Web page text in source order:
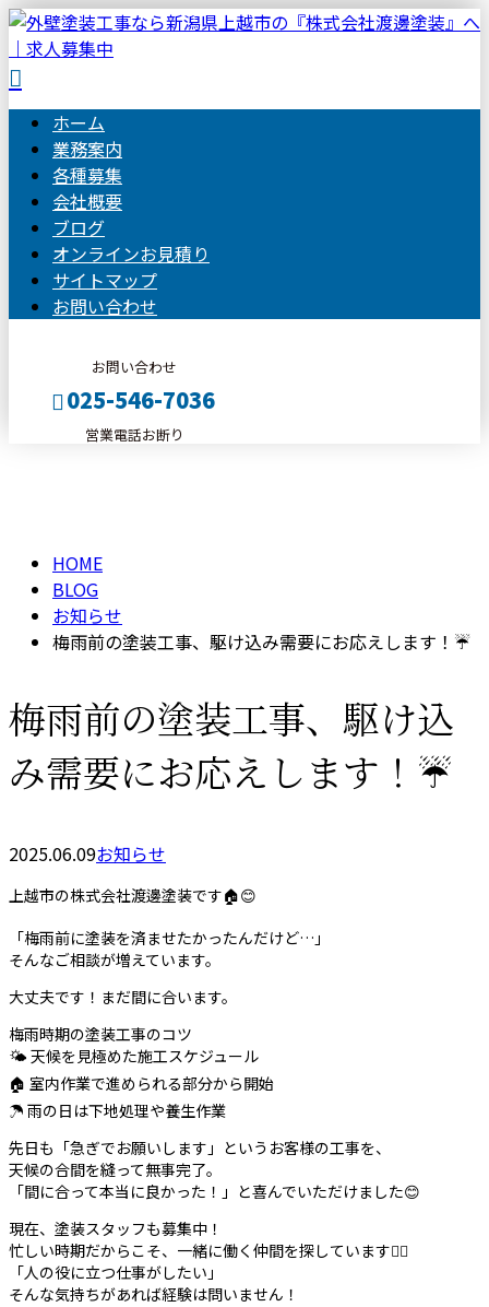
ホーム
業務案内
各種募集
会社概要
ブログ
オンラインお見積り
サイトマップ
お問い合わせ
お問い合わせ
025-546-7036
営業電話お断り
HOME
BLOG
お知らせ
梅雨前の塗装工事、駆け込み需要にお応えします！☔
梅雨前の塗装工事、駆け込
み需要にお応えします！☔
2025.06.09お知らせ
上越市の株式会社渡邊塗装です🏠😊
「梅雨前に塗装を済ませたかったんだけど…」
そんなご相談が増えています。
大丈夫です！まだ間に合います。
梅雨時期の塗装工事のコツ
🌤️ 天候を見極めた施工スケジュール
🏠 室内作業で進められる部分から開始
☂️ 雨の日は下地処理や養生作業
先日も「急ぎでお願いします」というお客様の工事を、
天候の合間を縫って無事完了。
「間に合って本当に良かった！」と喜んでいただけました😊
現在、塗装スタッフも募集中！
忙しい時期だからこそ、一緒に働く仲間を探しています👷‍♂️
「人の役に立つ仕事がしたい」
そんな気持ちがあれば経験は問いません！